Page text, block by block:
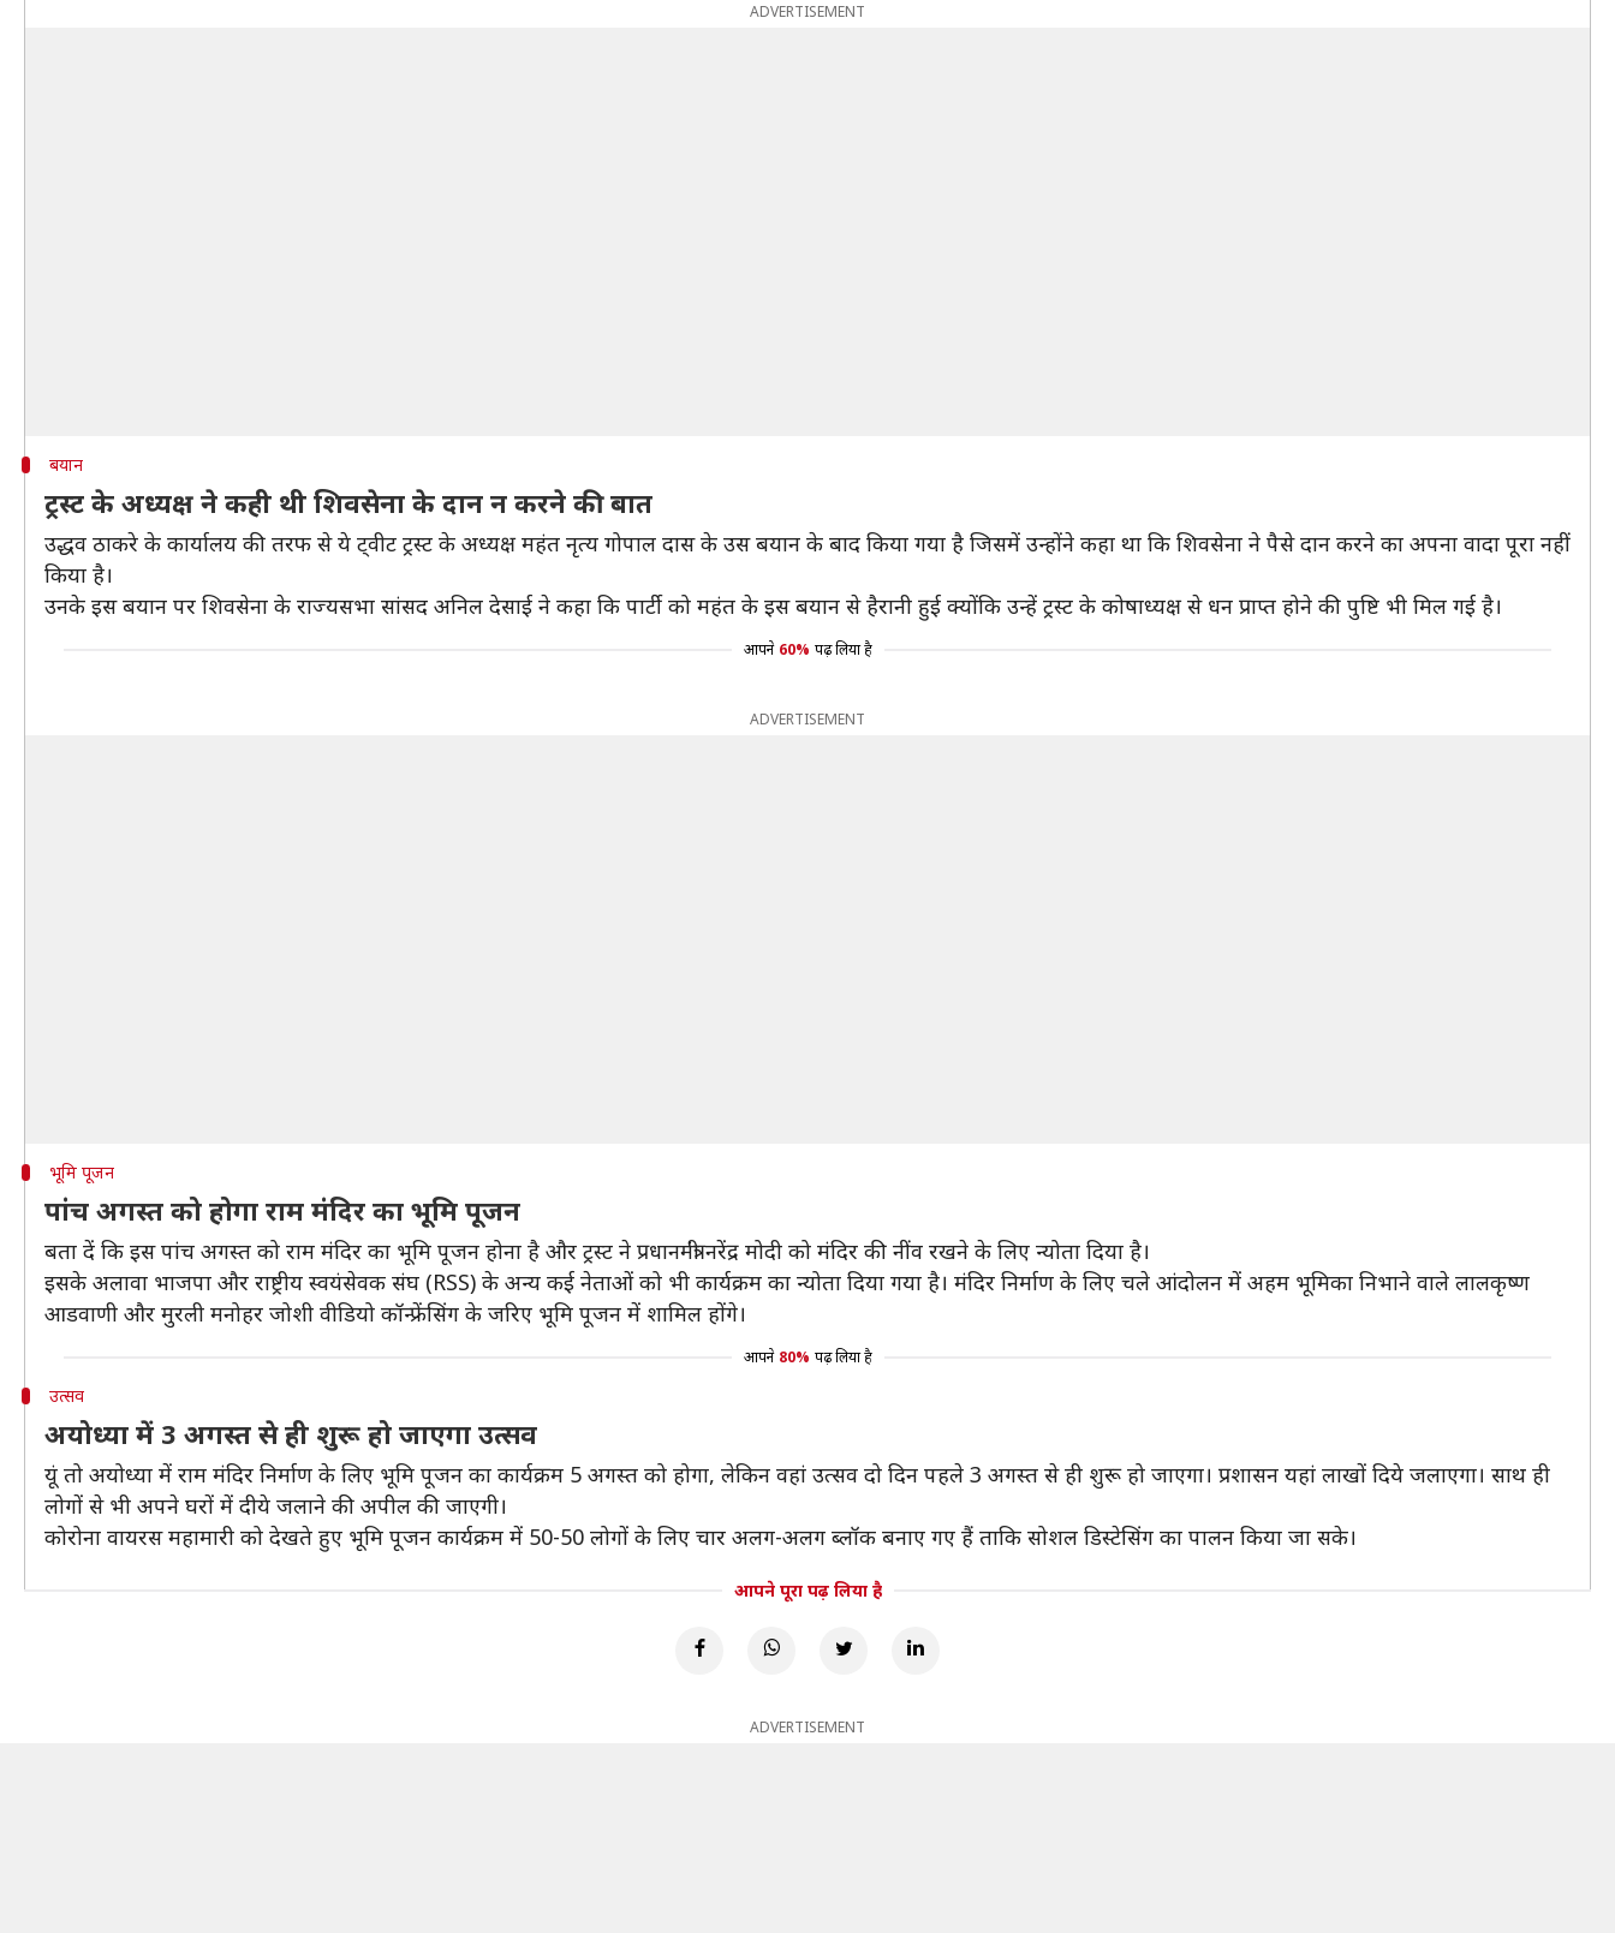
ADVERTISEMENT
बयान
ट्रस्ट के अध्यक्ष ने कही थी शिवसेना के दान न करने की बात
उद्धव ठाकरे के कार्यालय की तरफ से ये ट्वीट ट्रस्ट के अध्यक्ष महंत नृत्य गोपाल दास के उस बयान के बाद किया गया है जिसमें उन्होंने कहा था कि शिवसेना ने पैसे दान करने का अपना वादा पूरा नहीं
किया है।
उनके इस बयान पर शिवसेना के राज्यसभा सांसद अनिल देसाई ने कहा कि पार्टी को महंत के इस बयान से हैरानी हुई क्योंकि उन्हें ट्रस्ट के कोषाध्यक्ष से धन प्राप्त होने की पुष्टि भी मिल गई है।
आपने 60% पढ़ लिया है
ADVERTISEMENT
भूमि पूजन
पांच अगस्त को होगा राम मंदिर का भूमि पूजन
बता दें कि इस पांच अगस्त को राम मंदिर का भूमि पूजन होना है और ट्रस्ट ने प्रधानमंत्री नरेंद्र मोदी को मंदिर की नींव रखने के लिए न्योता दिया है।
इसके अलावा भाजपा और राष्ट्रीय स्वयंसेवक संघ (RSS) के अन्य कई नेताओं को भी कार्यक्रम का न्योता दिया गया है। मंदिर निर्माण के लिए चले आंदोलन में अहम भूमिका निभाने वाले लालकृष्ण
आडवाणी और मुरली मनोहर जोशी वीडियो कॉन्फ्रेंसिंग के जरिए भूमि पूजन में शामिल होंगे।
आपने 80% पढ़ लिया है
उत्सव
अयोध्या में 3 अगस्त से ही शुरू हो जाएगा उत्सव
यूं तो अयोध्या में राम मंदिर निर्माण के लिए भूमि पूजन का कार्यक्रम 5 अगस्त को होगा, लेकिन वहां उत्सव दो दिन पहले 3 अगस्त से ही शुरू हो जाएगा। प्रशासन यहां लाखों दिये जलाएगा। साथ ही
लोगों से भी अपने घरों में दीये जलाने की अपील की जाएगी।
कोरोना वायरस महामारी को देखते हुए भूमि पूजन कार्यक्रम में 50-50 लोगों के लिए चार अलग-अलग ब्लॉक बनाए गए हैं ताकि सोशल डिस्टेसिंग का पालन किया जा सके।
आपने पूरा पढ़ लिया है
ADVERTISEMENT